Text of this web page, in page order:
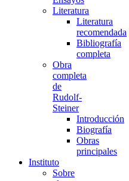
Literatura
Literatura
recomendada
Bibliografía
completa
Obra
completa
de
Rudolf-
Steiner
Introducción
Biografía
Obras
principales
Instituto
Sobre